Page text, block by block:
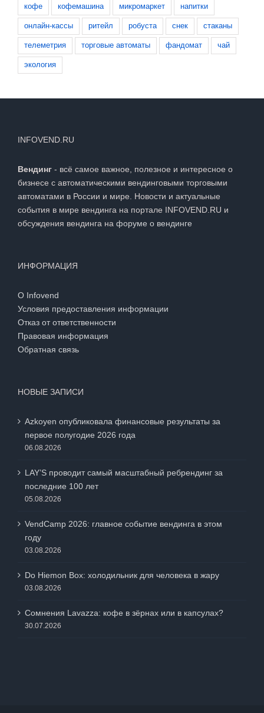
кофе кофемашина микромаркет напитки
онлайн-кассы ритейл робуста снек стаканы
телеметрия торговые автоматы фандомат чай
экология
INFOVEND.RU
Вендинг - всё самое важное, полезное и интересное о
бизнесе с автоматическими вендинговыми торговыми
автоматами в России и мире. Новости и актуальные
события в мире вендинга на портале INFOVEND.RU и
обсуждения вендинга на форуме о вендинге
ИНФОРМАЦИЯ
О Infovend
Условия предоставления информации
Отказ от ответственности
Правовая информация
Обратная связь
НОВЫЕ ЗАПИСИ
Azkoyen опубликовала финансовые результаты за
первое полугодие 2026 года
06.08.2026
LAY’S проводит самый масштабный ребрендинг за
последние 100 лет
05.08.2026
VendCamp 2026: главное событие вендинга в этом
году
03.08.2026
Do Hiemon Box: холодильник для человека в жару
03.08.2026
Сомнения Lavazza: кофе в зёрнах или в капсулах?
30.07.2026